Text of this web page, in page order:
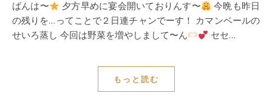
ばんは〜
夕方早めに宴会開いておりんす〜
今晩も昨日
の残りを…ってことで２日連チャンでーす！ カマンベールの
せいろ蒸し 今回は野菜を増やしまして〜ん
セセ…
もっと読む